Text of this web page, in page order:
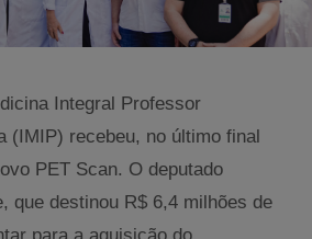
Integral Professor
(IMIP) recebeu, no último final
PET Scan. O deputado
que destinou R$ 6,4 milhões de